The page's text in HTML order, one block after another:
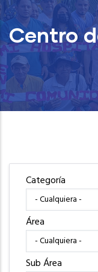
Centro
Categoría
Área
Sub Área